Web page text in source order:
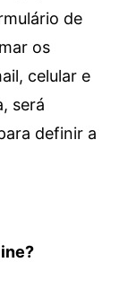
de
os
celular e
será
definir a